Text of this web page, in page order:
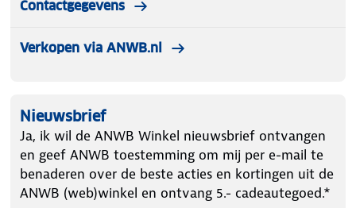
Contactgegevens
Verkopen via ANWB.nl
Nieuwsbrief
Ja, ik wil de ANWB Winkel nieuwsbrief ontvangen
en geef ANWB toestemming om mij per e-mail te
benaderen over de beste acties en kortingen uit de
ANWB (web)winkel en ontvang 5.- cadeautegoed.*